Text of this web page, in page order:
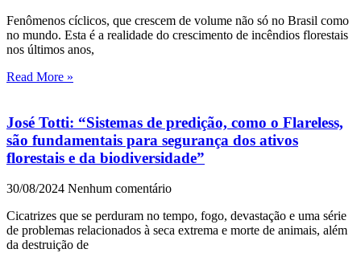
Fenômenos cíclicos, que crescem de volume não só no Brasil como
no mundo. Esta é a realidade do crescimento de incêndios florestais
nos últimos anos,
Read More »
José Totti: “Sistemas de predição, como o Flareless,
são fundamentais para segurança dos ativos
florestais e da biodiversidade”
30/08/2024 Nenhum comentário
Cicatrizes que se perduram no tempo, fogo, devastação e uma série
de problemas relacionados à seca extrema e morte de animais, além
da destruição de